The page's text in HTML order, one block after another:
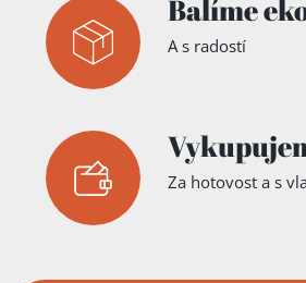
Balíme
A s radostí
Za hotovost a s